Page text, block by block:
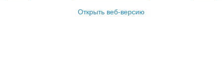
Открыть веб-версию